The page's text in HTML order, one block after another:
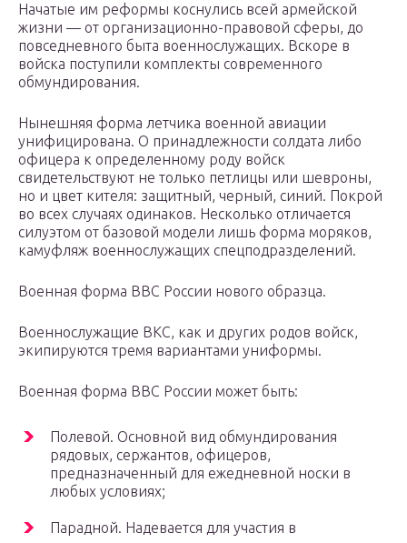
Начатые им реформы коснулись всей армейской
жизни — от организационно-правовой сферы, до
повседневного быта военнослужащих. Вскоре в
войска поступили комплекты современного
обмундирования.
Нынешняя форма летчика военной авиации
унифицирована. О принадлежности солдата либо
офицера к определенному роду войск
свидетельствуют не только петлицы или шевроны,
но и цвет кителя: защитный, черный, синий. Покрой
во всех случаях одинаков. Несколько отличается
силуэтом от базовой модели лишь форма моряков,
камуфляж военнослужащих спецподразделений.
Военная форма ВВС России нового образца.
Военнослужащие ВКС, как и других родов войск,
экипируются тремя вариантами униформы.
Военная форма ВВС России может быть:
Полевой. Основной вид обмундирования
рядовых, сержантов, офицеров,
предназначенный для ежедневной носки в
любых условиях;
Парадной. Надевается для участия в